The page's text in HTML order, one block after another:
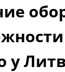
у